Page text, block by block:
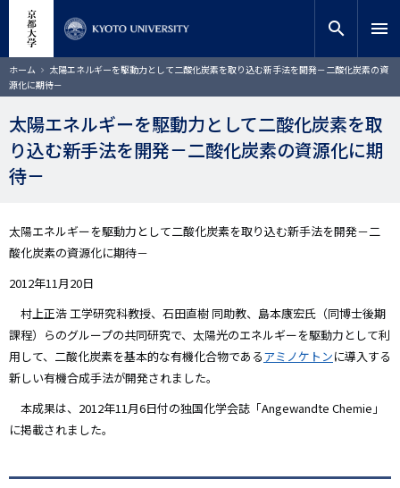
コ
ン
テ
ツ
移
サイト内検索
検索
search menu
ホーム
太陽エネルギーを駆動力として二酸化炭素を取り込む新手法を開発－二酸化炭素の資
源化に期待－
太陽エネルギーを駆動力として二酸化炭素を取
り込む新手法を開発－二酸化炭素の資源化に期
待－
太陽エネルギーを駆動力として二酸化炭素を取り込む新手法を開発－二
酸化炭素の資源化に期待－
2012年11月20日
村上正浩 工学研究科教授、石田直樹 同助教、島本康宏氏（同博士後期
課程）らのグループの共同研究で、太陽光のエネルギーを駆動力として利
用して、二酸化炭素を基本的な有機化合物であるアミノケトンに導入する
新しい有機合成手法が開発されました。
本成果は、2012年11月6日付の独国化学会誌「Angewandte Chemie」
に掲載されました。